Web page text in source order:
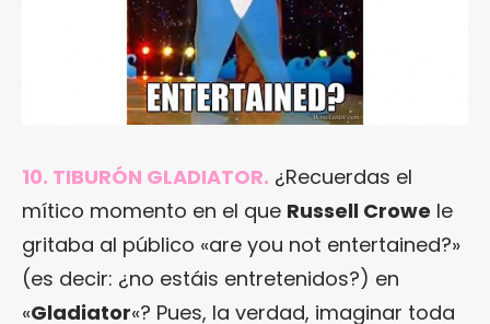
10. TIBURÓN GLADIATOR. ¿Recuerdas el
mítico momento en el que Russell Crowe le
gritaba al público «are you not entertained?»
(es decir: ¿no estáis entretenidos?) en
«Gladiator«? Pues, la verdad, imaginar toda